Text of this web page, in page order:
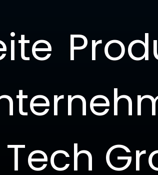
Tech
Module